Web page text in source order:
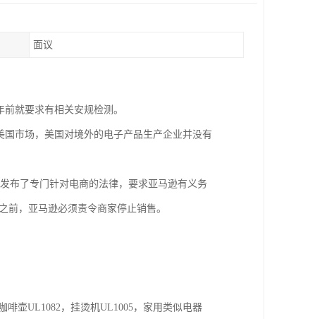
面议
就要求有相关安规检测。
市场，美国对境外的电子产品生产企业并没有
布了专门针对电商的法律，要求亚马逊有义务
，亚马逊必须责令商家停止销售。
啡壶UL1082，挂烫机UL1005，家用类似电器